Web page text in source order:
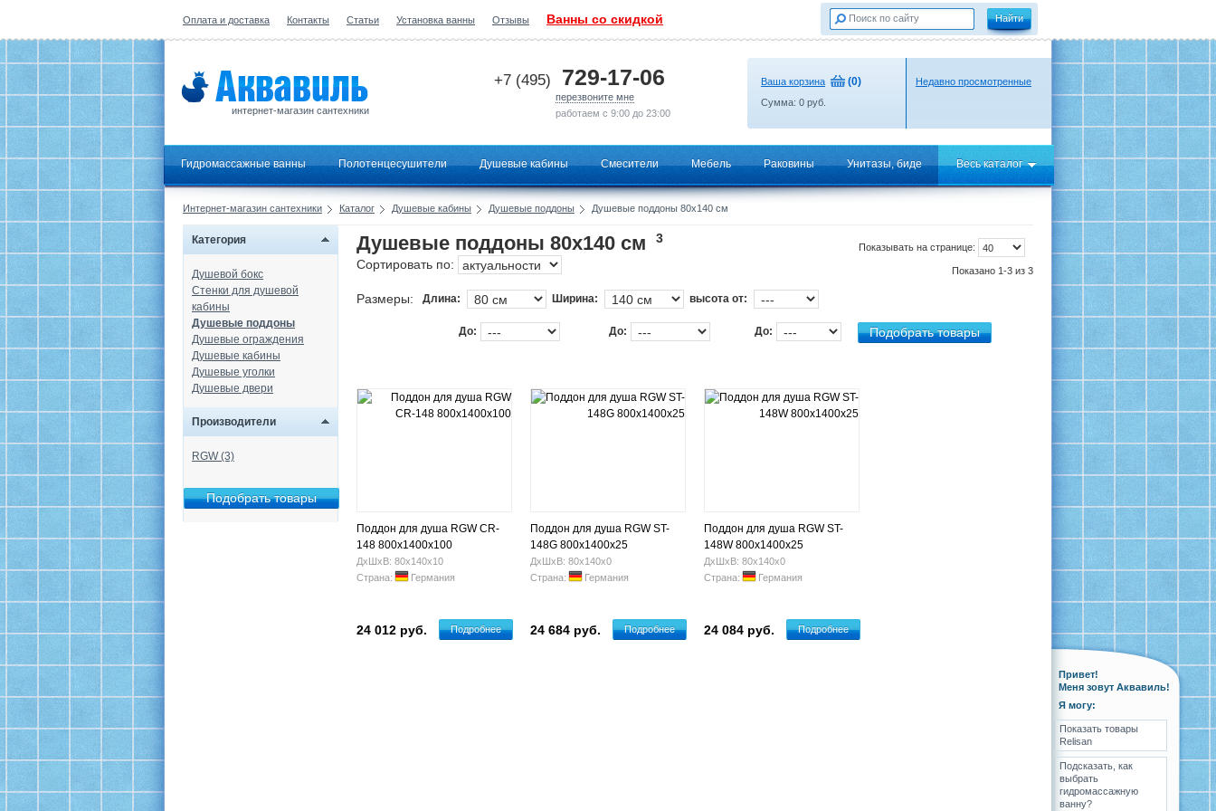
Оплата и доставка Контакты Статьи Установка ванны Отзывы Ванны со скидкой
интернет-магазин сантехники
+7 (495) 729-17-06
перезвоните мне
работаем с 9:00 до 23:00
Ваша корзина (0)
Сумма: 0 руб.
Недавно просмотренные
Гидромассажные ванны Полотенцесушители Душевые кабины Смесители Мебель Раковины Унитазы, биде Весь каталог
Интернет-магазин сантехники Каталог Душевые кабины Душевые поддоны Душевые поддоны 80х140 см
Категория
Душевой бокс
Стенки для душевой
кабины
Душевые поддоны
Душевые ограждения
Душевые кабины
Душевые уголки
Душевые двери
Производители
RGW (3)
Показывать на странице:
Показано 1-3 из 3
Душевые поддоны 80х140 см
3
Сортировать по:
Размеры: Длина: Ширина: высота от:
До: До: До:
Поддон для душа RGW CR-
148 800х1400х100
ДхШхВ: 80х140х10
Страна:
Германия
24 012 руб. Подробнее
Поддон для душа RGW ST-
148G 800х1400х25
ДхШхВ: 80х140х0
Страна:
Германия
24 684 руб. Подробнее
Поддон для душа RGW ST-
148W 800x1400x25
ДхШхВ: 80х140х0
Страна:
Германия
24 084 руб. Подробнее
Привет!
Меня зовут Аквавиль!
Я могу:
Показать товары
Relisan
Подсказать, как
выбрать
гидромассажную
ванну?